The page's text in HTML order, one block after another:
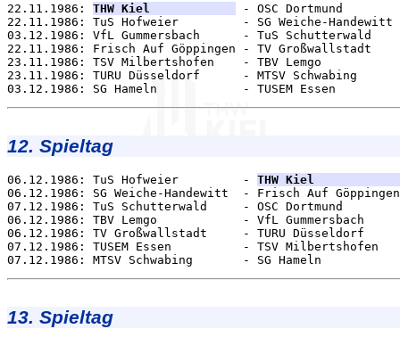
22.11.1986: THW Kiel
- OSC
22.11.1986: TuS Hofweier         - SG Weiche-
03.12.1986: VfL Gummersbach      - TuS
22.11.1986: Frisch Auf Göppingen - TV
23.11.1986: TSV Milbertshofen    - TBV Lemgo
23.11.1986: TURU Düsseldorf      - MTSV
12. Spieltag
06.12.1986: TuS Hofweier         - THW Kiel
06.12.1986: SG Weiche-Handewitt  - Frisch Auf
07.12.1986: TuS Schutterwald     - OSC
06.12.1986: TBV Lemgo            - VfL
06.12.1986: TV Großwallstadt     - TURU
07.12.1986: TUSEM Essen          - TSV
13. Spieltag